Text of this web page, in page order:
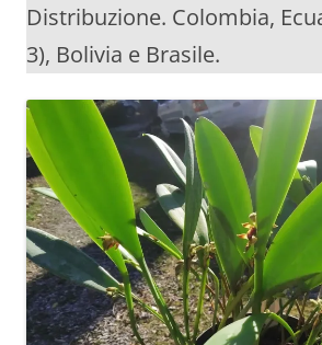
Distribuzione. Colombia,
3), Bolivia e Brasile.